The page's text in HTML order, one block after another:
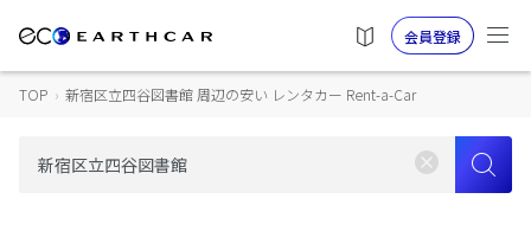
会員登録
TOP › 新宿区立四谷図書館 周辺の安い レンタカー Rent-a-Car